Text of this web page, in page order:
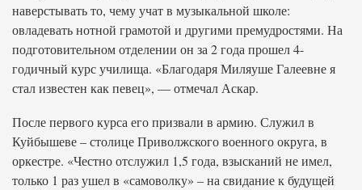
наверстывать то, чему учат в музыкальной школе:
овладевать нотной грамотой и другими премудростями. На
подготовительном отделении он за 2 года прошел 4-
годичный курс училища. «Благодаря Миляуше Галеевне я
стал известен как певец», — отмечал Аскар.
После первого курса его призвали в армию. Служил в
Куйбышеве – столице Приволжского военного округа, в
оркестре. «Честно отслужил 1,5 года, взысканий не имел,
только 1 раз ушел в «самоволку» – на свидание к будущей